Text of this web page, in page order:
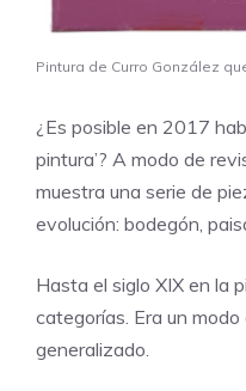
Pintura de Curro González
¿Es posible en 2017
pintura’? A modo de
muestra una serie de
evolución: bodegón,
Hasta el siglo XIX en la
categorías. Era un
generalizado.